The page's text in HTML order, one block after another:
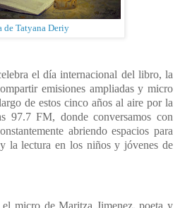
de Tatyana Deriy
el día internacional del libro, la
emisiones ampliadas y micro
de estos cinco años al aire por la
97.7 FM, donde conversamos con
abriendo espacios para
la lectura en los niños y jóvenes de